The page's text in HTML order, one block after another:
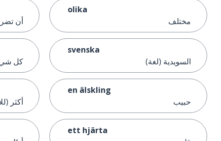
olika
مختلف
svenska
السويدية (لغة)
en älskling
حبيب
ett hjärta
أن
كل
أكثر